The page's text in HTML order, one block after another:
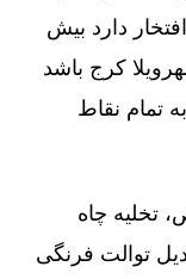
دارد بیش
کرج باشد
تمام نقاط
تخلیه چاه
توالت فرنگی